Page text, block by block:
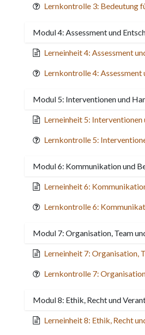
Lernkontrolle 3: Bedeutung
Modul 4: Assessment und
Lerneinheit 4: Assessment
Lernkontrolle 4:
Modul 5: Interventionen und
Lerneinheit 5:
Lernkontrolle 5:
Modul 6: Kommunikation und
Lerneinheit 6:
Lernkontrolle 6:
Modul 7: Organisation, Team
Lerneinheit 7: Organisation,
Lernkontrolle 7:
Modul 8: Ethik, Recht und
Lerneinheit 8: Ethik, Recht